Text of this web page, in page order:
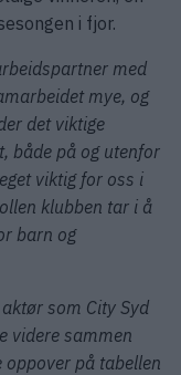
i fjor.
med
mye, og
det viktige
både på og utenfor
viktig for oss i
klubben tar i å
barn og
som City Syd
videre sammen
oppover på tabellen